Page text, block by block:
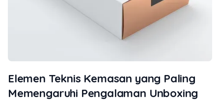
Elemen Teknis Kemasan yang Paling
Memengaruhi Pengalaman Unboxing